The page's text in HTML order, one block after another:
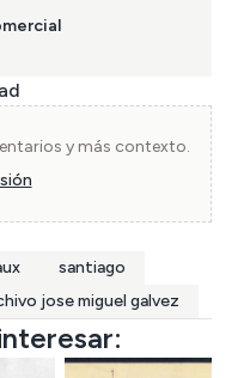
y más contexto.
santiago
jose miguel galvez